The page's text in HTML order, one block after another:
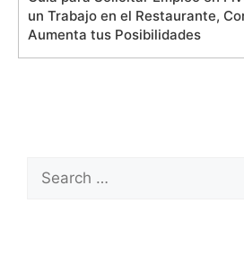
un Trabajo en el Restaurante,
Aumenta tus Posibilidades
Search
for: